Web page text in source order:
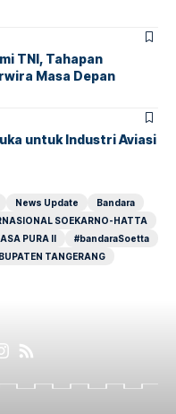
TNI, Tahapan
Masa Depan
untuk Industri Aviasi
News Update
Bandara
SOEKARNO-HATTA
PURA II
#bandaraSoetta
TANGERANG